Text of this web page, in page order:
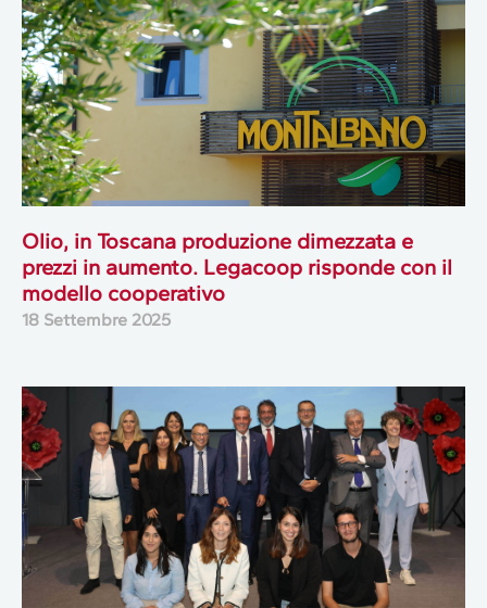
Olio, in Toscana produzione dimezzata e
prezzi in aumento. Legacoop risponde con il
modello cooperativo
18 Settembre 2025